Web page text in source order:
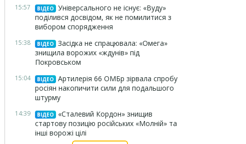
15:57 ВІДЕО
Універсального не існує: «Вуду»
поділився досвідом, як не помилитися з
вибором спорядження
15:38 ВІДЕО
Засідка не спрацювала: «Омега»
знищила ворожих «ждунів» під
Покровськом
15:04 ВІДЕО
Артилерія 66 ОМБр зірвала спробу
росіян накопичити сили для подальшого
штурму
14:39 ВІДЕО
«Сталевий Кордон» знищив
стартову позицію російських «Молній» та
інші ворожі цілі